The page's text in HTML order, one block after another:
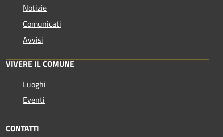
Notizie
Comunicati
Avvisi
VIVERE IL COMUNE
Luoghi
Eventi
CONTATTI